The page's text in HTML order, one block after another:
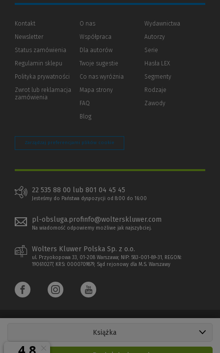
Książka
Kontakt
Newsletter
Status zamówienia
Regulamin sklepu
Polityka prywatności (Nowe
(Link
innej
Zwrot lub reklamacja
zamówienia
O nas
Współpraca
Dla autorów(Nowe
(Link
innej
Twoje sugestie
Co nas wyróżnia
Mapa strony
FAQ
Blog
Wydawnictwa
Autorzy
Serie
Hasła LEX
Segmenty
Rodzaje
Zawody
Zarządzaj preferencjami plików cookie
22 535 88 00 lub 801 04 45 45
Jesteśmy do Państwa dyspozycji od 8:00 do 16:00
pl-obsluga.profinfo@wolterskluwer.com
Na wiadomość odpowiemy możliwe jak najszybciej.
Wolters Kluwer Polska Sp. z o.o.
ul. Przyokopowa 33, 01-208 Warszawa; NIP: 583-001-89-31, REGON:
190610277, KRS: 0000709879, Sąd rejonowy dla M.S. Warszawy
Copyright 1997 - 2026 Wolters Kluwer Polska Sp. z o.o.